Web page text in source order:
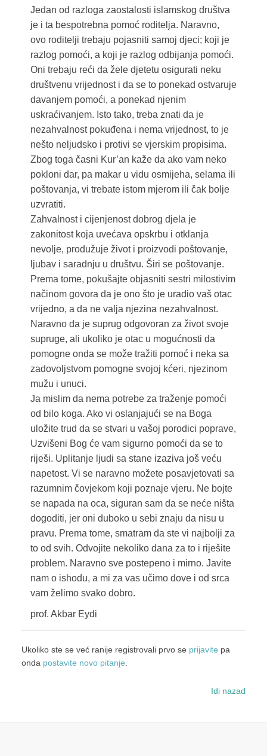
Jedan od razloga zaostalosti islamskog društva
je i ta bespotrebna pomoć roditelja. Naravno,
ovo roditelji trebaju pojasniti samoj djeci; koji je
razlog pomoći, a koji je razlog odbijanja pomoći.
Oni trebaju reći da žele djetetu osigurati neku
društvenu vrijednost i da se to ponekad ostvaruje
davanjem pomoći, a ponekad njenim
uskraćivanjem. Isto tako, treba znati da je
nezahvalnost pokuđena i nema vrijednost, to je
nešto neljudsko i protivi se vjerskim propisima.
Zbog toga časni Kur’an kaže da ako vam neko
pokloni dar, pa makar u vidu osmijeha, selama ili
poštovanja, vi trebate istom mjerom ili čak bolje
uzvratiti.
Zahvalnost i cijenjenost dobrog djela je
zakonitost koja uvećava opskrbu i otklanja
nevolje, produžuje život i proizvodi poštovanje,
ljubav i saradnju u društvu. Širi se poštovanje.
Prema tome, pokušajte objasniti sestri milostivim
načinom govora da je ono što je uradio vaš otac
vrijedno, a da ne valja njezina nezahvalnost.
Naravno da je suprug odgovoran za život svoje
supruge, ali ukoliko je otac u mogućnosti da
pomogne onda se može tražiti pomoć i neka sa
zadovoljstvom pomogne svojoj kćeri, njezinom
mužu i unuci.
Ja mislim da nema potrebe za traženje pomoći
od bilo koga. Ako vi oslanjajući se na Boga
uložite trud da se stvari u vašoj porodici poprave,
Uzvišeni Bog će vam sigurno pomoći da se to
riješi. Uplitanje ljudi sa stane izaziva još veću
napetost. Vi se naravno možete posavjetovati sa
razumnim čovjekom koji poznaje vjeru. Ne bojte
se napada na oca, siguran sam da se neće ništa
dogoditi, jer oni duboko u sebi znaju da nisu u
pravu. Prema tome, smatram da ste vi najbolji za
to od svih. Odvojite nekoliko dana za to i riješite
problem. Naravno sve postepeno i mirno. Javite
nam o ishodu, a mi za vas učimo dove i od srca
vam želimo svako dobro.
prof. Akbar Eydi
Ukoliko ste se već ranije registrovali prvo se prijavite pa
onda postavite novo pitanje.
Idi nazad